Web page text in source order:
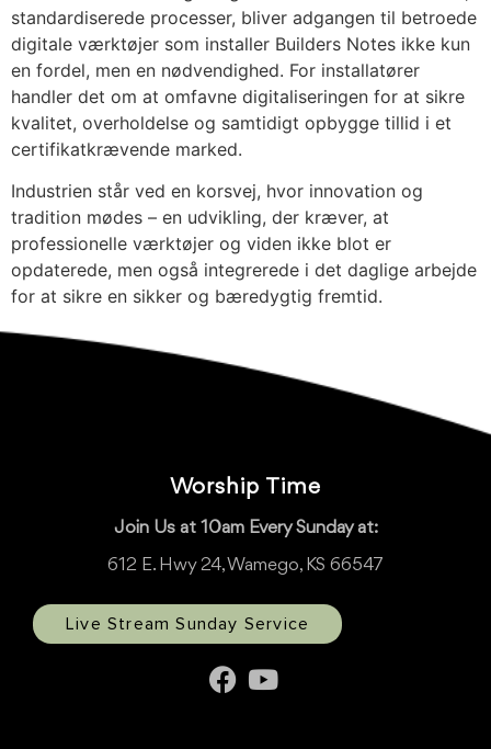
standardiserede processer, bliver adgangen til betroede
digitale værktøjer som installer Builders Notes ikke kun
en fordel, men en nødvendighed. For installatører
handler det om at omfavne digitaliseringen for at sikre
kvalitet, overholdelse og samtidigt opbygge tillid i et
certifikatkrævende marked.
Industrien står ved en korsvej, hvor innovation og
tradition mødes – en udvikling, der kræver, at
professionelle værktøjer og viden ikke blot er
opdaterede, men også integrerede i det daglige arbejde
for at sikre en sikker og bæredygtig fremtid.
Worship Time
Join Us at 10am Every Sunday at:
612 E. Hwy 24, Wamego, KS 66547
Live Stream Sunday Service